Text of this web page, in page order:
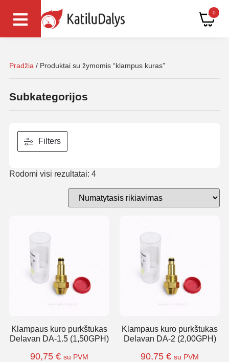
0
Pradžia / Produktai su žymomis “klampus kuras”
Subkategorijos
Filters
Rodomi visi rezultatai: 4
Klampaus kuro purkštukas
Delavan DA-1.5 (1,50GPH)
90,75 € su PVM
Klampaus kuro purkštukas
Delavan DA-2 (2,00GPH)
90,75 € su PVM